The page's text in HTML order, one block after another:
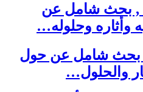
, بحث شامل عن
وأثاره وحلوله…
, بحث شامل عن حول
والحلول…